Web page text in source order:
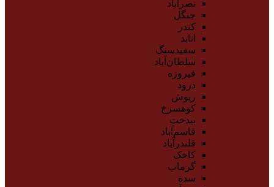
نصرآباد
جنگل
کندر
انابد
سفیدسنگ
سلطان‌آباد
فیروزه
درود
ریوش
کوهسرخ
بیدخت
قاسم‌آباد
قلندرآباد
کاخک
گرماب
سده